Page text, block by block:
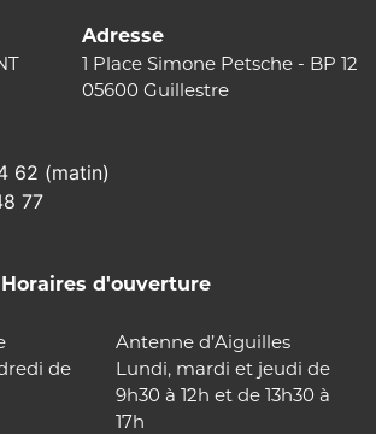
Adresse
1 Place Simone Petsche - BP 12
05600 Guillestre
62 (matin)
77
Horaires d'ouverture
de
Antenne d’Aiguilles
Lundi, mardi et jeudi de
9h30 à 12h et de 13h30 à
17h